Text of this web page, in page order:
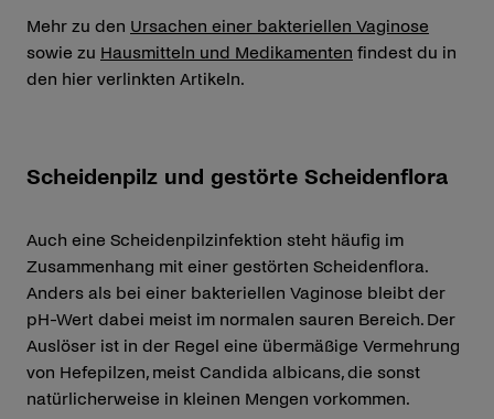
Mehr zu den Ursachen einer bakteriellen Vaginose
sowie zu Hausmitteln und Medikamenten findest du in
den hier verlinkten Artikeln.
Scheidenpilz und gestörte Scheidenflora
Auch eine Scheidenpilzinfektion steht häufig im
Zusammenhang mit einer gestörten Scheidenflora.
Anders als bei einer bakteriellen Vaginose bleibt der
pH-Wert dabei meist im normalen sauren Bereich. Der
Auslöser ist in der Regel eine übermäßige Vermehrung
von Hefepilzen, meist Candida albicans, die sonst
natürlicherweise in kleinen Mengen vorkommen.